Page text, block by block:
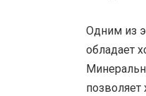
Одним из
обладает
позволяет